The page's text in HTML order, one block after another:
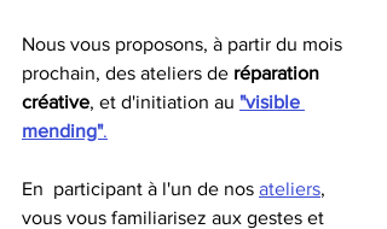
Nous vous proposons, à partir du mois
prochain, des ateliers de réparation
créative, et d'initiation au "visible
mending".
En  participant à l'un de nos ateliers,
vous vous familiarisez aux gestes et